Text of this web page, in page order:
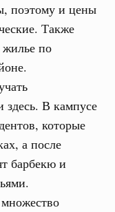
поэтому и цены
Также
жилье по
здесь. В кампусе
которые
а после
барбекю и